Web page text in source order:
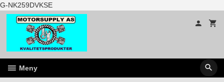
G-NK259DVKSEGå
til
innholdet
Meny